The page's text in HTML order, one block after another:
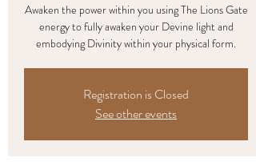
Awaken the power within you using The Lions Gate
energy to fully awaken your Devine light and
embodying Divinity within your physical form.
Registration is Closed
See other events